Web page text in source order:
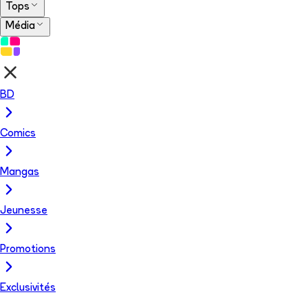
Tops
Média
BD
Comics
Mangas
Jeunesse
Promotions
Exclusivités